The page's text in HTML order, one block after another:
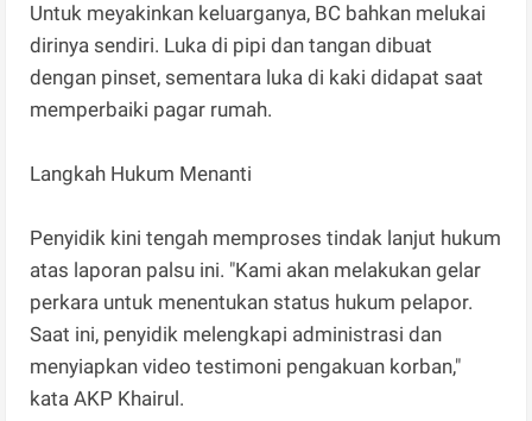
Untuk meyakinkan keluarganya, BC bahkan melukai
dirinya sendiri. Luka di pipi dan tangan dibuat
dengan pinset, sementara luka di kaki didapat saat
memperbaiki pagar rumah.
Langkah Hukum Menanti
Penyidik kini tengah memproses tindak lanjut hukum
atas laporan palsu ini. "Kami akan melakukan gelar
perkara untuk menentukan status hukum pelapor.
Saat ini, penyidik melengkapi administrasi dan
menyiapkan video testimoni pengakuan korban,"
kata AKP Khairul.